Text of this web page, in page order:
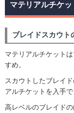
マテリアルチケ
ブレイドスカウト
マテリアルチケットは
すめ。
スカウトしたブレイ
アルチケットを入手で
高レベルのブレイド